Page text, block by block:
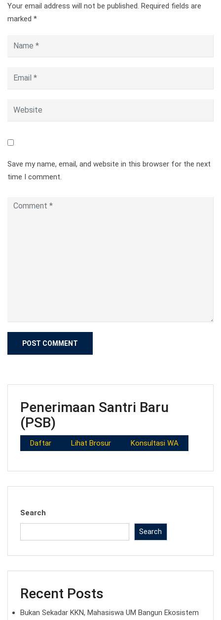
Your email address will not be published. Required fields are
marked *
Save my name, email, and website in this browser for the next
time I comment.
Penerimaan Santri Baru
(PSB)
Daftar Lihat Brosur Konsultasi WA
Search
Search
Recent Posts
Bukan Sekadar KKN, Mahasiswa UM Bangun Ekosistem